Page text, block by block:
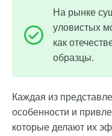
На рынке
уловистых
как
образцы.
Каждая из
особенности и
которые делают их